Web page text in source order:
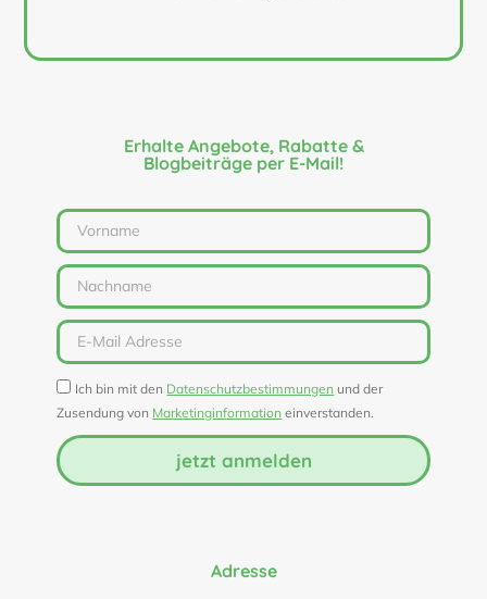
Erhalte Angebote, Rabatte &
Blogbeiträge per E-Mail!
Ich bin mit den Datenschutzbestimmungen und der
Zusendung von Marketinginformation einverstanden.
jetzt anmelden
Adresse